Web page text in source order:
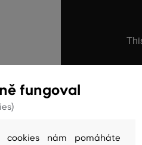
fungoval
cookies nám pomáháte